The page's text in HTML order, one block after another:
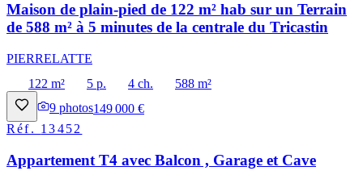
Maison de plain-pied de 122 m² hab sur un Terrain
de 588 m² à 5 minutes de la centrale du Tricastin
PIERRELATTE
122 m²
5 p. 4 ch.
588 m²
9 photos149 000 €
Réf. 13452
Appartement T4 avec Balcon , Garage et Cave